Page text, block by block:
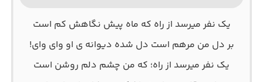
یک نفر میرسد از راه که ماه پیش نگاهش کم است
بر دل من مرهم است دل شده دیوانه ی او وای وای!
یک نفر میرسد از راه؛ که من چشم دلم روشن است